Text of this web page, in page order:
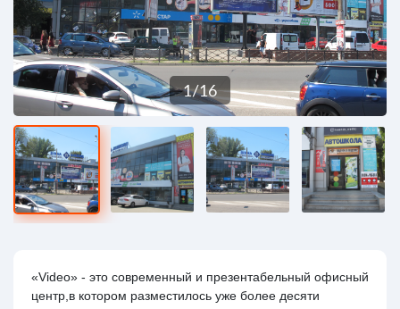
1/16
«Video» - это современный и презентабельный офисный
центр,в котором разместилось уже более десяти